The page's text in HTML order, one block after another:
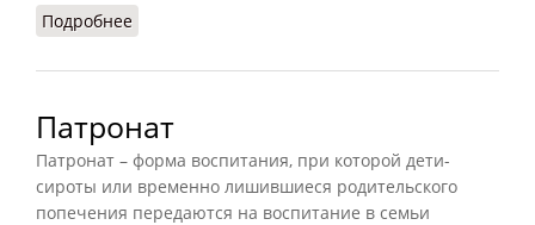
Подробнее
Патронат
Патронат – форма воспитания, при которой дети-
сироты или временно лишившиеся родительского
попечения передаются на воспитание в семьи